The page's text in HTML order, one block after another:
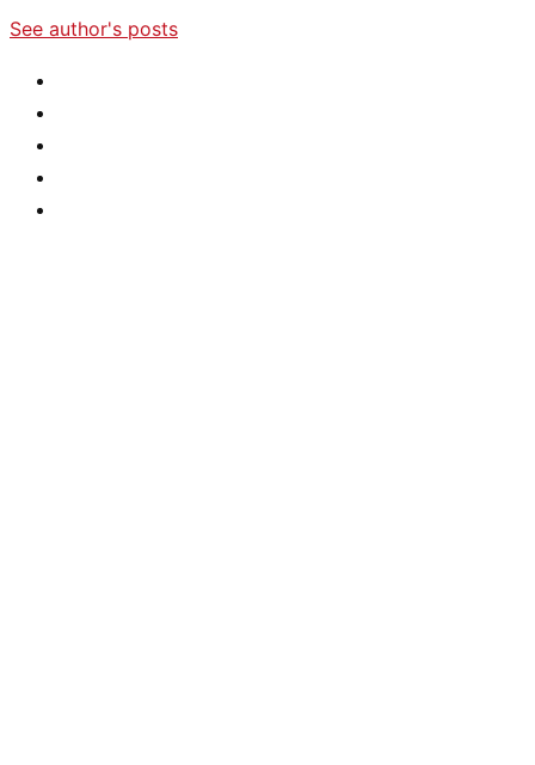
See author's posts